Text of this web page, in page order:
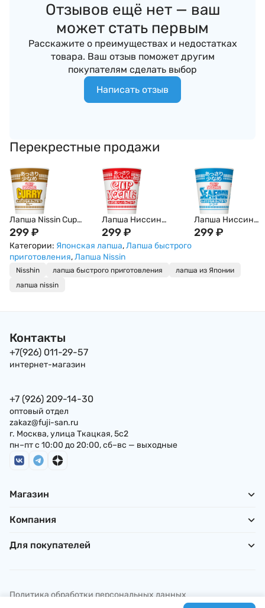
Отзывов ещё нет — ваш
может стать первым
Расскажите о преимуществах и недостатках
товара. Ваш отзыв поможет другим
покупателям сделать выбор
Написать отзыв
Перекрестные продажи
Лапша Nissin Cup
Noodle карри, 70г,
Япония
299₽
Лапша Ниссин
Nissin Cup Noodle с
Креветками, 57г,
Япония
299₽
Лапша Ниссин
Nissin Cup Noodle
Япония
299₽
Категории: Японская лапша,Лапша быстрого
приготовления,Лапша Nissin
Nisshin лапша быстрого приготовления
лапша из Японии
лапша nissin
Контакты
+7(926) 011-29-57
интернет-магазин
+7 (926) 209-14-30
оптовый отдел
zakaz@fuji-san.ru
г. Москва, улица Ткацкая, 5с2
пн–пт с 10:00 до 20:00, сб–вс — выходные
Магазин
Компания
Для покупателей
Политика обработки персональных данных